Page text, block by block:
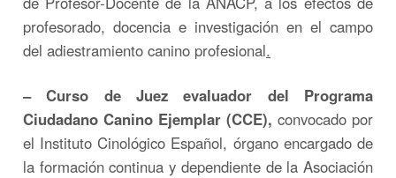
profesorado, docencia e investigación en el campo
del adiestramiento canino profesional.
– Curso de Juez evaluador del Programa
Ciudadano Canino Ejemplar (CCE), convocado por
el Instituto Cinológico Español, órgano encargado de
la formación continua y dependiente de la Asociación